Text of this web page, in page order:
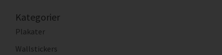
Kategorier
Plakater
Wallstickers